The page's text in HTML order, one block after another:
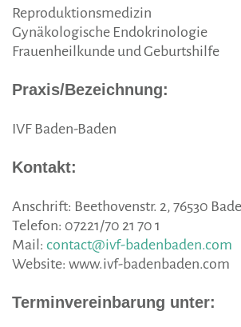
Reproduktionsmedizin
Gynäkologische Endokrinologie
Frauenheilkunde und Geburtshilfe
Praxis/Bezeichnung:
IVF Baden-Baden
Kontakt:
Anschrift: Beethovenstr. 2, 76530
Telefon: 07221/70 21 70 1
Mail: contact@ivf-badenbaden.com
Website: www.ivf-badenbaden.com
Terminvereinbarung unter: